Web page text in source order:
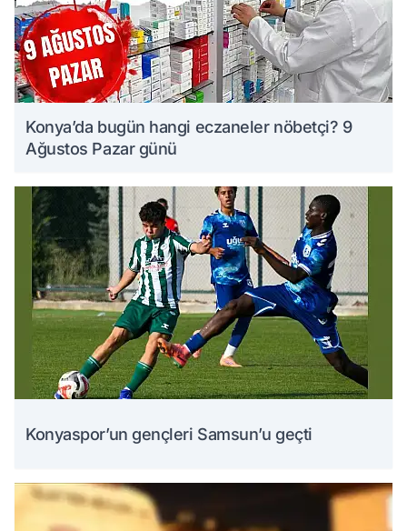
Konya’da bugün hangi eczaneler nöbetçi? 9
Ağustos Pazar günü
Konyaspor’un gençleri Samsun’u geçti